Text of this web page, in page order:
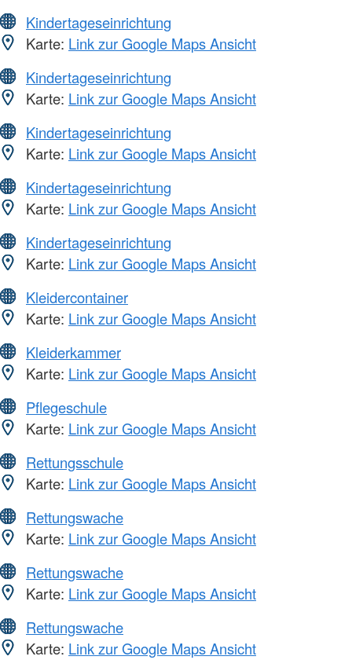
Kindertageseinrichtung
Karte: Link zur Google Maps Ansicht
Kindertageseinrichtung
Karte: Link zur Google Maps Ansicht
Kindertageseinrichtung
Karte: Link zur Google Maps Ansicht
Kindertageseinrichtung
Karte: Link zur Google Maps Ansicht
Kindertageseinrichtung
Karte: Link zur Google Maps Ansicht
Kleidercontainer
Karte: Link zur Google Maps Ansicht
Kleiderkammer
Karte: Link zur Google Maps Ansicht
Pflegeschule
Karte: Link zur Google Maps Ansicht
Rettungsschule
Karte: Link zur Google Maps Ansicht
Rettungswache
Karte: Link zur Google Maps Ansicht
Rettungswache
Karte: Link zur Google Maps Ansicht
Rettungswache
Karte: Link zur Google Maps Ansicht